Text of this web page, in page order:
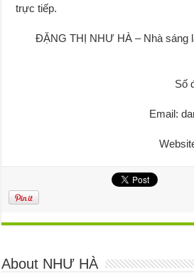
trực tiếp.
ĐẶNG THỊ NHƯ HÀ – Nhà sáng
Số
Email:
About NHƯ HÀ